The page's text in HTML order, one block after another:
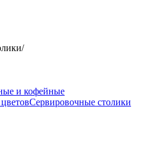
/
и кофейные
Сервировочные столики